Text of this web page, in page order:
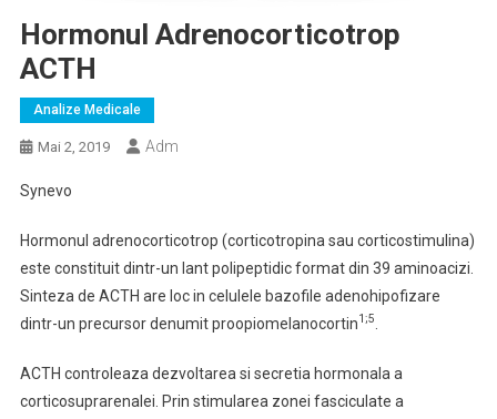
Hormonul Adrenocorticotrop
ACTH
Analize Medicale
Mai 2, 2019 Adm
Synevo
Hormonul adrenocorticotrop (corticotropina sau corticostimulina)
este constituit dintr-un lant polipeptidic format din 39 aminoacizi.
Sinteza de ACTH are loc in celulele bazofile adenohipofizare
dintr-un precursor denumit proopiomelanocortin1;5
ACTH controleaza dezvoltarea si secretia hormonala a
corticosuprarenalei. Prin stimularea zonei fasciculate a